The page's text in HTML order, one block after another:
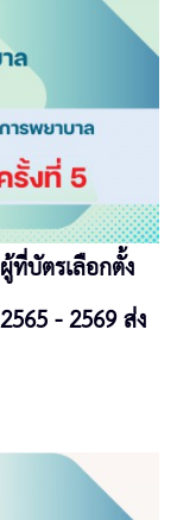
ที่บัตรเลือกตั้ง
- 2569 ส่ง